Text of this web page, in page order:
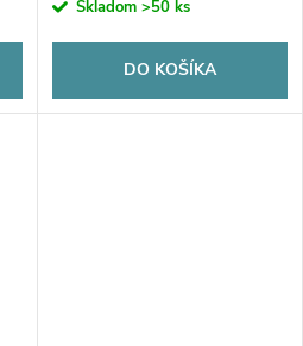
Skladom >50 ks
DO KOŠÍKA